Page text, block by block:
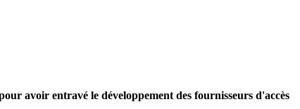
avoir entravé le développement des fournisseurs d'accès